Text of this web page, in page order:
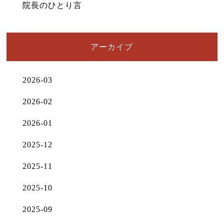
院長のひとり言
アーカイブ
2026-03
2026-02
2026-01
2025-12
2025-11
2025-10
2025-09